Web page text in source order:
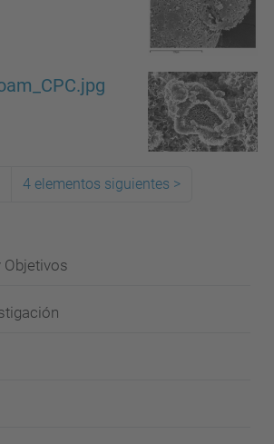
4 elementos siguientes >
Objetivos